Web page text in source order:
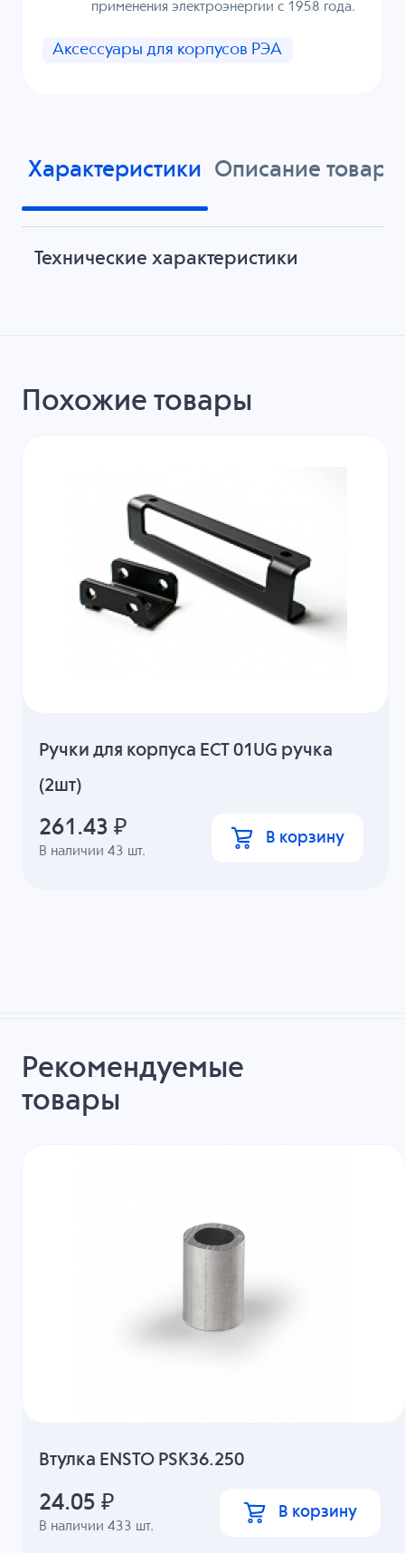
применения электроэнергии с 1958 года.
Аксессуары для корпусов РЭА
Характеристики Описание товара
Технические характеристики
Похожие товары
Ручки для корпуса ECT 01UG ручка
(2шт)
В наличии43 шт.
261.43 ₽ В корзину
Рекомендуемые
товары
Втулка ENSTO PSK36.250
В наличии433 шт.
24.05 ₽ В корзину